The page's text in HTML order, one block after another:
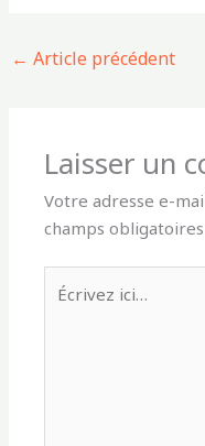
← Article précédent
Laisser un
Votre adresse e-
champs
ici…